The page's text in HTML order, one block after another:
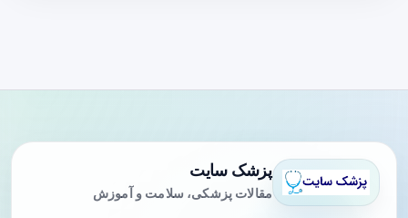
پزشک سایت
مقالات پزشکی، سلامت و آموزش